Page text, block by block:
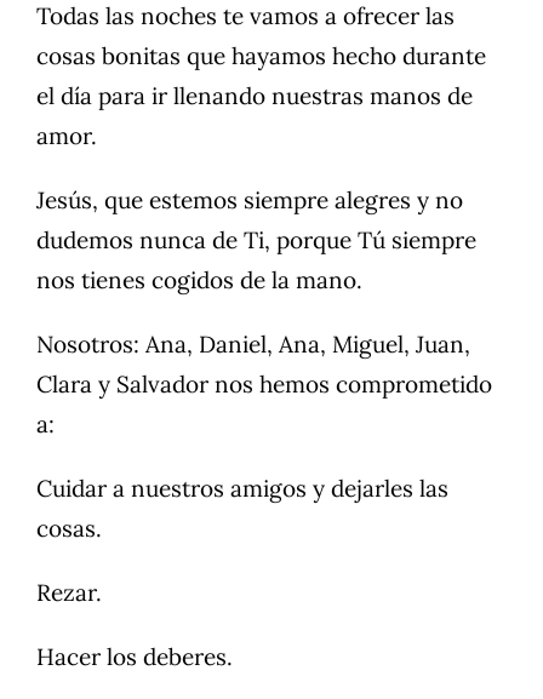
Todas las noches te vamos a ofrecer las
cosas bonitas que hayamos hecho durante
el día para ir llenando nuestras manos de
amor.
Jesús, que estemos siempre alegres y no
dudemos nunca de Ti, porque Tú siempre
nos tienes cogidos de la mano.
Nosotros: Ana, Daniel, Ana, Miguel, Juan,
Clara y Salvador nos hemos comprometido
a:
Cuidar a nuestros amigos y dejarles las
cosas.
Rezar.
Hacer los deberes.